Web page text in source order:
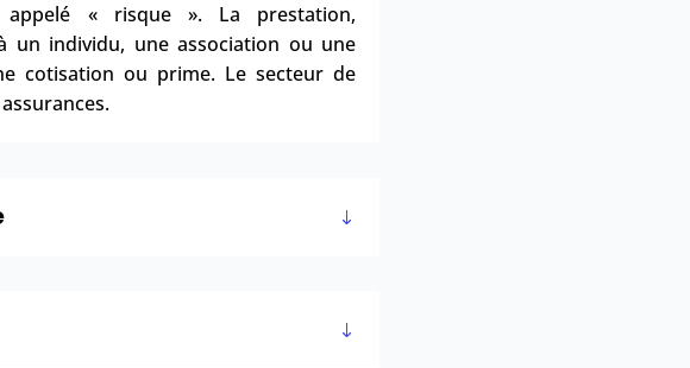
appelé « risque». La prestation,
un individu, une association ou une
cotisation ou prime. Le secteur de